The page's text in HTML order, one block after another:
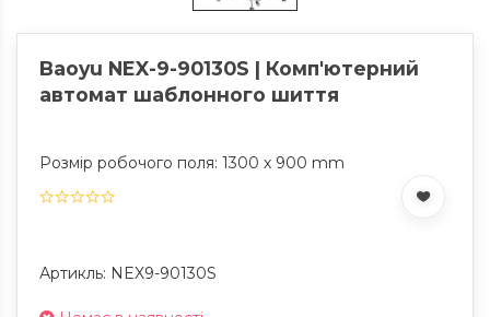
Baoyu NEX-9-90130S | Комп'ютерний
автомат шаблонного шиття
Розмір робочого поля: 1300 x 900 mm
Артикль: NEX9-90130S